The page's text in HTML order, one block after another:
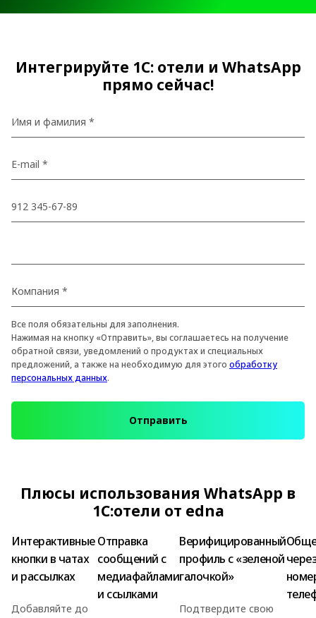
Интегрируйте 1С: отели и WhatsApp
прямо сейчас!
Все поля обязательны для заполнения.
Нажимая на кнопку «Отправить», вы соглашаетесь на получение
обратной связи, уведомлений о продуктах и специальных
предложений, а также на необходимую для этого обработку
персональных данных.
Отправить
Плюсы использования WhatsApp в
1C:отели от edna
Интерактивные
кнопки в чатах
и рассылках
Добавляйте до
Отправка
сообщений с
медиафайлами
и ссылками
Верифицированный
профиль с «зеленой
галочкой»
Подтвердите свою